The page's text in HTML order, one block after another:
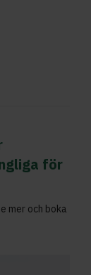
för
mer och boka